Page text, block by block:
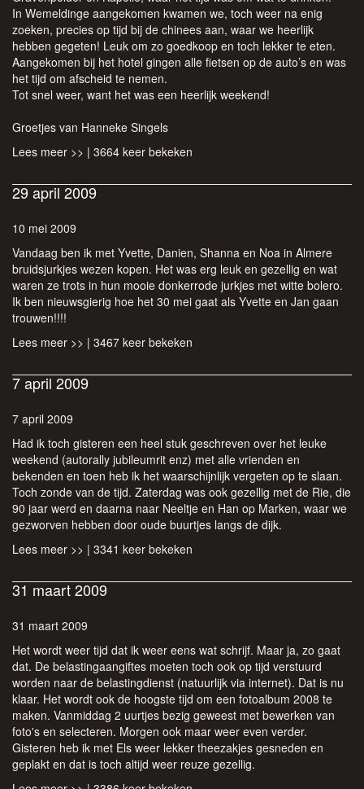
In Wemeldinge aangekomen kwamen we, toch weer na enig
zoeken, precies op tijd bij de chinees aan, waar we heerlijk
hebben gegeten! Leuk om zo goedkoop en toch lekker te eten.
Aangekomen bij het hotel gingen alle fietsen op de auto’s en was
het tijd om afscheid te nemen.
Tot snel weer, want het was een heerlijk weekend!
Groetjes van Hanneke Singels
Lees meer >> | 3664 keer bekeken
29 april 2009
10 mei 2009
Vandaag ben ik met Yvette, Danien, Shanna en Noa in Almere
bruidsjurkjes wezen kopen. Het was erg leuk en gezellig en wat
waren ze trots in hun mooie donkerrode jurkjes met witte bolero.
Ik ben nieuwsgierig hoe het 30 mei gaat als Yvette en Jan gaan
trouwen!!!!
Lees meer >> | 3467 keer bekeken
7 april 2009
7 april 2009
Had ik toch gisteren een heel stuk geschreven over het leuke
weekend (autorally jubileumrit enz) met alle vrienden en
bekenden en toen heb ik het waarschijnlijk vergeten op te slaan.
Toch zonde van de tijd. Zaterdag was ook gezellig met de Rie, die
90 jaar werd en daarna naar Neeltje en Han op Marken, waar we
gezworven hebben door oude buurtjes langs de dijk.
Lees meer >> | 3341 keer bekeken
31 maart 2009
31 maart 2009
Het wordt weer tijd dat ik weer eens wat schrijf. Maar ja, zo gaat
dat. De belastingaangiftes moeten toch ook op tijd verstuurd
worden naar de belastingdienst (natuurlijk via internet). Dat is nu
klaar. Het wordt ook de hoogste tijd om een fotoalbum 2008 te
maken. Vanmiddag 2 uurtjes bezig geweest met bewerken van
foto's en selecteren. Morgen ook maar weer even verder.
Gisteren heb ik met Els weer lekker theezakjes gesneden en
geplakt en dat is toch altijd weer reuze gezellig.